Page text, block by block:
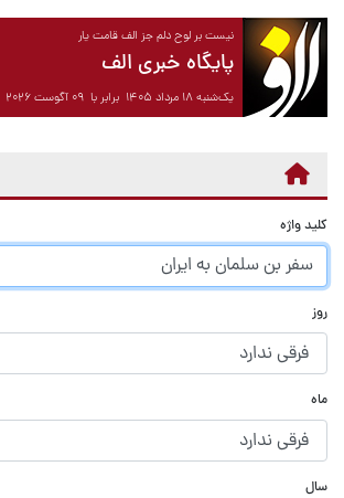
نیست بر لوح دلم جز الف قامت یار
پایگاه خبری الف
یک‌شنبه ۱۸ مرداد ۱۴۰۵ برابر با ۰۹ آگوست ۲۰۲۶
کلید واژه
روز
ماه
سال